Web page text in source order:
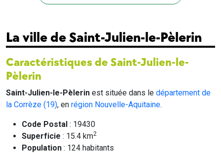
La ville de Saint-Julien-le-Pèlerin
Caractéristiques de Saint-Julien-le-
Pèlerin
Saint-Julien-le-Pèlerin est située dans le département de
la Corrèze (19), en région Nouvelle-Aquitaine.
Code Postal : 19430
Superficie : 15.4 km2
Population : 124 habitants